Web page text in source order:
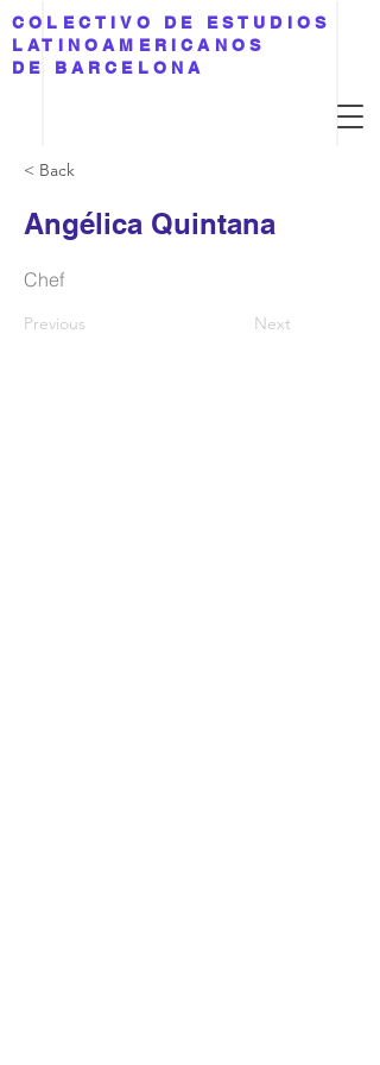
COLECTIVO DE ESTUDIOS
LATINOAMERICANOS
DE BARCELONA
< Back
Angélica Quintana
Chef
Previous Next